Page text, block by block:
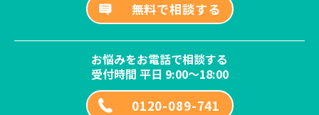
無料で相談する
お悩みをお電話で相談する
受付時間 平日 9:00～18:00
0120-089-741